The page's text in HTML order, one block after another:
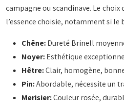
campagne ou scandinave. Le
l’essence choisie, notamment si le
Chêne:Dureté Brinell
Noyer:Esthétique
Hêtre:Clair, homogène,
Pin:Abordable, nécessite un
Merisier:Couleur rosée,